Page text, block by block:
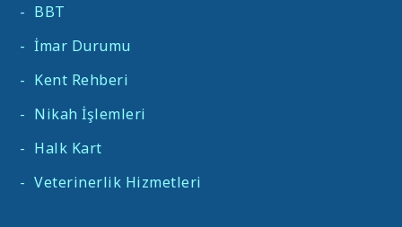
- BBT
- İmar Durumu
- Kent Rehberi
- Nikah İşlemleri
- Halk Kart
- Veterinerlik Hizmetleri